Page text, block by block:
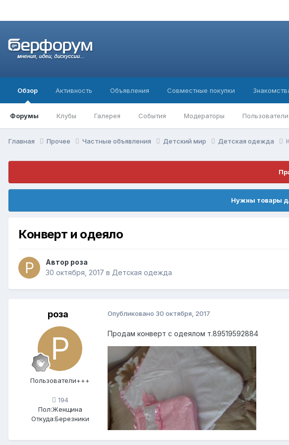
Обзор
Форумы Клубы Галерея События Модераторы
Активность Объявления Совместные покупки
Главная Прочее Частные объявления Детский мир Детская одежда
Нужны товары
Конверт и одеяло
Автор роза
30 октября, 2017 в Детская одежда
роза
Пользователи+++
194
Пол:Женщина
Откуда:Березники
Опубликовано 30 октября, 2017
Продам конверт с одеялом т.89519592884